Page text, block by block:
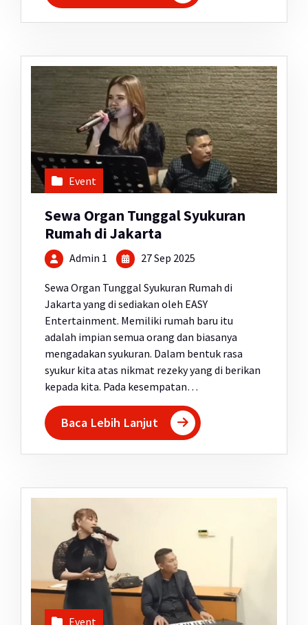
Event
Sewa Organ Tunggal Syukuran
Rumah di Jakarta
Admin 1 27 Sep 2025
Sewa Organ Tunggal Syukuran Rumah di
Jakarta yang di sediakan oleh EASY
Entertainment. Memiliki rumah baru itu
adalah impian semua orang dan biasanya
mengadakan syukuran. Dalam bentuk rasa
syukur kita atas nikmat rezeky yang di berikan
kepada kita. Pada kesempatan…
Baca Lebih Lanjut
Event